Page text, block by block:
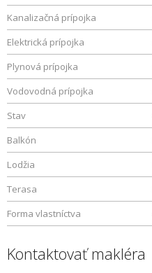
Kanalizačná prípojka
Elektrická prípojka
Plynová prípojka
Vodovodná prípojka
Stav
Balkón
Lodžia
Terasa
Forma vlastníctva
Kontaktovať makléra